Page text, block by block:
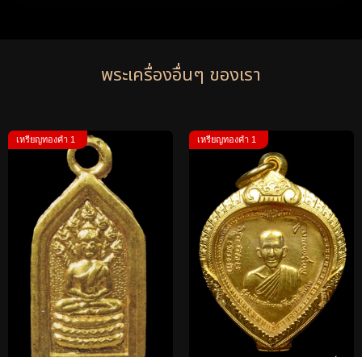
พระเครื่องอื่นๆ ของเรา
เหรียญทองคำ 1 เหรียญทองคำ 1